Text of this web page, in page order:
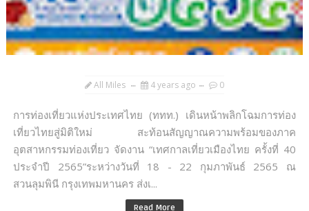
All Miles 4 years ago 0
การท่องเที่ยวแห่งประเทศไทย (ททท.) เดินหน้าพลิกโฉมการท่อง
เที่ยวไทยสู่มิติใหม่ สะท้อนสัญญาณความพร้อมของภาค
อุตสาหกรรมท่องเที่ยว จัดงาน “เทศกาลเที่ยวเมืองไทย ครั้งที่ 40
ประจำปี 2565”ระหว่างวันที่ 18 - 22 กุมภาพันธ์ 2565 ณ
สวนลุมพินี กรุงเทพมหานคร ส่งเ...
Read More